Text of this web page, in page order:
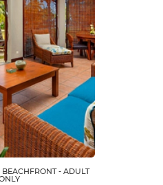
BEACHFRONT - ADULT